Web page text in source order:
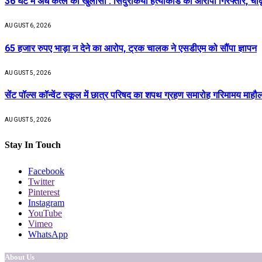
AUGUST 6, 2026
65 हजार रुपए भाड़ा न देने का आरोप, ट्रक चालक ने एसडीएम को सौंपा ज्ञापन
AUGUST 5, 2026
सेंट पॉल्स कॉन्वेंट स्कूल में छात्र परिषद का शपथ ग्रहण समारोह गरिमामय
AUGUST 5, 2026
Stay In Touch
Facebook
Twitter
Pinterest
Instagram
YouTube
Vimeo
WhatsApp
About Us